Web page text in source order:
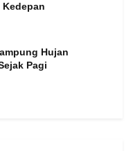
Kedepan
Hujan
Pagi